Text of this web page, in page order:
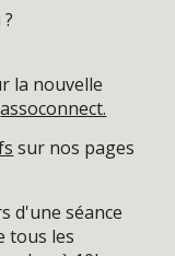
la nouvelle
assoconnect.
sur nos pages
d'une séance
tous les